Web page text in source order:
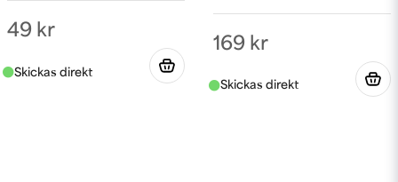
49 kr
169 kr